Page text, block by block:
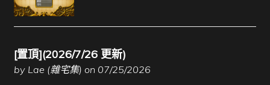
[置頂](2026/7/26 更新)
by Lae (雜宅集) on 07/25/2026